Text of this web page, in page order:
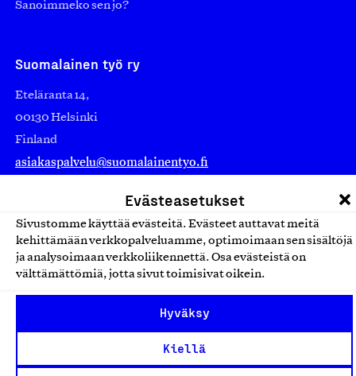
Evästeasetukset
Sivustomme käyttää evästeitä. Evästeet auttavat meitä
kehittämään verkkopalveluamme, optimoimaan sen sisältöjä
ja analysoimaan verkkoliikennettä. Osa evästeistä on
välttämättömiä, jotta sivut toimisivat oikein.
Hyväksy
Kiellä
Sanoimmeko sen jo?
Suomalainen työ ry
Eteläranta 14,
00130 Helsinki
Finland
asiakaspalvelu@suomalainentyo.fi
Avainlippu